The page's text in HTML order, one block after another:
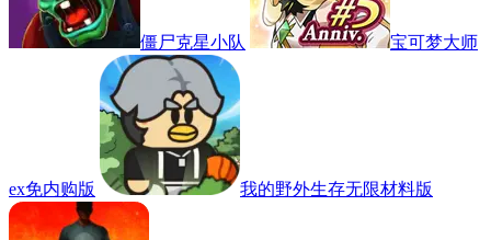
僵尸克星小队 宝可梦大师
ex免内购版 我的野外生存无限材料版